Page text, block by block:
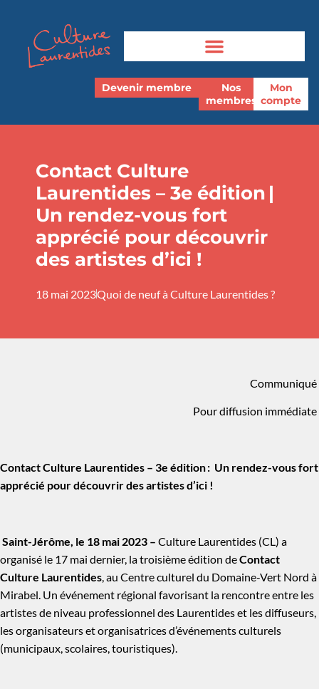
Devenir membre
Nos
membres
Mon
compte
Contact Culture
Laurentides – 3e édition |
Un rendez-vous fort
apprécié pour découvrir
des artistes d’ici !
18 mai 2023Quoi de neuf à Culture Laurentides ?
Communiqué
Pour diffusion immédiate
Contact Culture Laurentides – 3e édition : Un rendez-vous fort
apprécié pour découvrir des artistes d’ici !
Saint-Jérôme, le 18 mai 2023 – Culture Laurentides (CL) a
organisé le 17 mai dernier, la troisième édition deContact
Culture Laurentides, au Centre culturel du Domaine-Vert Nord à
Mirabel. Un événement régional favorisant la rencontre entre les
artistesde niveau professionnel des Laurentides et les diffuseurs,
les organisateurs et organisatrices d’événements culturels
(municipaux, scolaires, touristiques).